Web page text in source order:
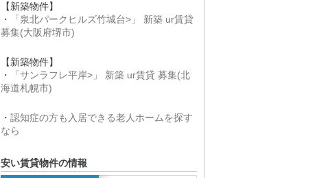
【新築物件】
・
「泉北パークヒルズ竹城台>」 新築 ur賃貸
募集(大阪府堺市)
【新築物件】
・
「サンラフレ平岸>」 新築 ur賃貸 募集(北
海道札幌市)
・ 認知症の方も入居できる老人ホームを探す
なら
安い賃貸物件の情報